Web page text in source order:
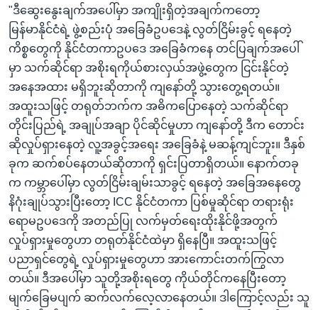
"ဒီဆွေးနွေးချက်အပေါ်မှာ အကျိုးရှိတဲ့အချက်ကတော့
မြန်မာနိုင်ငံရဲ့ ဖွဲ့စည်းပုံ အခြေခံဥပဒေနဲ့ လွတ်ငြိမ်းခွင့် ရနေတဲ့
ကိစ္စတွေကို နိုင်ငံတကာဥပဒေ အခြေခံကနေ တင်ပြချက်အပေါ်
မှာ သက်ဆိုင်ရာ အစိုးရကိုယ်စားလှယ်အဖွဲ့တွေက ငြင်းနိုင်တဲ့
အနေအထား မရှိဘူးဆိုတာကို ကျနော်တို့ သွားတွေ့ရတယ်။
အထူးသဖြင့် တရုတ်ဘက်က အဓိကပြောနေတဲ့ သက်ဆိုင်ရာ
တိုင်းပြည်ရဲ့ အချုပ်အချာ ပိုင်ဆိုင်မှုဟာ ကျနော်တို့ ဒီက တောင်း
ဆိုလှုပ်ရှားနေတဲ့ လူ့အခွင့်အရေး အခြေခံနဲ့ မဆန့်ကျင်ဘူး။ ဒီနှစ်
ခုက ဆက်စပ်နေတယ်ဆိုတာကို ရှင်းပြတာရှိတယ်။ နောက်တခု
က ကမ္ဘာပေါ်မှာ လွတ်ငြိမ်းချမ်းသာခွင့် ရနေတဲ့ အခြေအနေတွေ
နိဂုံးချုပ်သွားပြီးတော့ ICC နိုင်ငံတကာ ပြစ်မှုဆိုင်ရာ တရားရုံး
ရောမဥပဒေကို အတည်ပြု လက်မှတ်ရေးထိုးနိုင်ဖို့အတွက်
လှုပ်ရှားမှုတွေဟာ တရုတ်နိုင်ငံထဲမှာ ရှိနေပြီ။ အထူးသဖြင့်
ပညာရှင်တွေရဲ့ လှုပ်ရှားမှုတွေဟာ အားကောင်းတက်ကြွလာ
တယ်။ ဒီအပေါ်မှာ သူတို့အစိုးရတွေ ကိုယ်တိုင်ကနေပြီးတော့
မျက်ခြေမပျက် ဆက်လက်လေ့လာနေတယ်။ ဒါကြောင့်လည်း သူ